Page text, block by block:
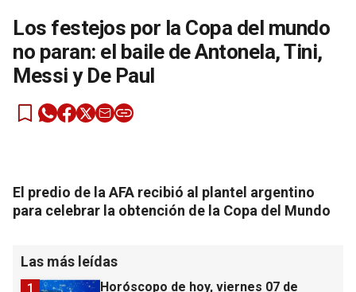
Los festejos por la Copa del mundo
no paran: el baile de Antonela, Tini,
Messi y De Paul
El predio de la AFA recibió al plantel argentino
para celebrar la obtención de la Copa del Mundo
Las más leídas
Horóscopo de hoy, viernes 07 de
1